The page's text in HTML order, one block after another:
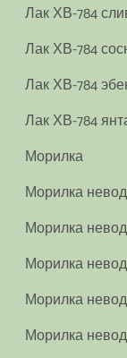
Лак ХВ-784
Лак ХВ-784
Лак ХВ-784
Лак ХВ-784
Морилка
Морилка
Морилка
Морилка
Морилка
Морилка